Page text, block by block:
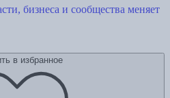
бизнеса и сообщества меняет
в избранное